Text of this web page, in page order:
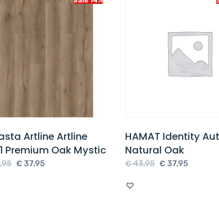
Artline Artline
Premium Oak Mystic
Oorspronkelijke
€ 37,95Huidige
HAMAT Identity
Natural Oak
43,95 Oorspronkelijke
€ 37,95Huidige